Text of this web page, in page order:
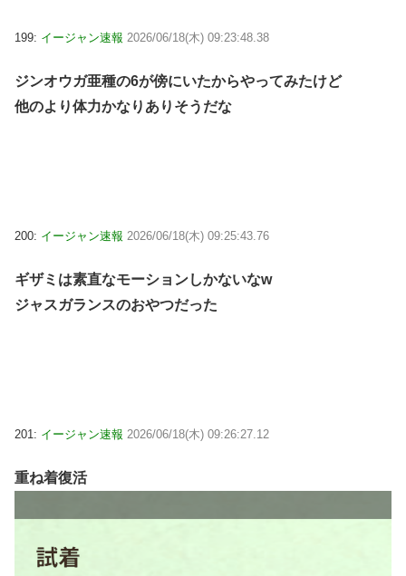
199: イージャン速報 2026/06/18(木) 09:23:48.38
ジンオウガ亜種の6が傍にいたからやってみたけど
他のより体力かなりありそうだな
200: イージャン速報 2026/06/18(木) 09:25:43.76
ギザミは素直なモーションしかないなw
ジャスガランスのおやつだった
201: イージャン速報 2026/06/18(木) 09:26:27.12
重ね着復活